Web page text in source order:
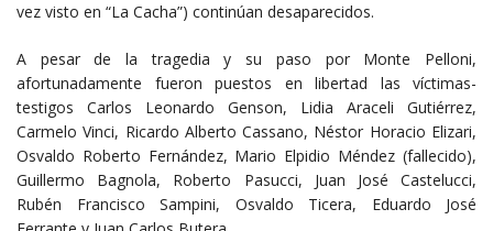
vez visto en “La Cacha”) continúan desaparecidos.
A pesar de la tragedia y su paso por Monte Pelloni,
afortunadamente fueron puestos en libertad las víctimas-
testigos Carlos Leonardo Genson, Lidia Araceli Gutiérrez,
Carmelo Vinci, Ricardo Alberto Cassano, Néstor Horacio Elizari,
Osvaldo Roberto Fernández, Mario Elpidio Méndez (fallecido),
Guillermo Bagnola, Roberto Pasucci, Juan José Castelucci,
Rubén Francisco Sampini, Osvaldo Ticera, Eduardo José